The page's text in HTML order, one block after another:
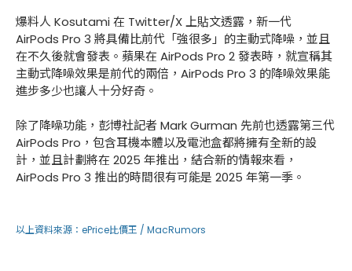
爆料人 Kosutami 在 Twitter/X 上貼文透露，新一代
AirPods Pro 3 將具備比前代「強很多」的主動式降噪，並且
在不久後就會發表。蘋果在 AirPods Pro 2 發表時，就宣稱其
主動式降噪效果是前代的兩倍，AirPods Pro 3 的降噪效果能
進步多少也讓人十分好奇。
除了降噪功能，彭博社記者 Mark Gurman 先前也透露第三代
AirPods Pro，包含耳機本體以及電池盒都將擁有全新的設
計，並且計劃將在 2025 年推出，結合新的情報來看，
AirPods Pro 3 推出的時間很有可能是 2025 年第一季。
以上資料來源： ePrice比價王 / MacRumors